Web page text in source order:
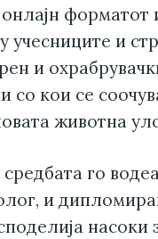
учесниците и
и
кои се
животна
го
и
насоки